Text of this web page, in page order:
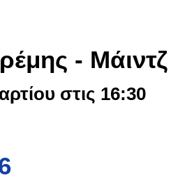
- Μάιντζ
στις 16:30